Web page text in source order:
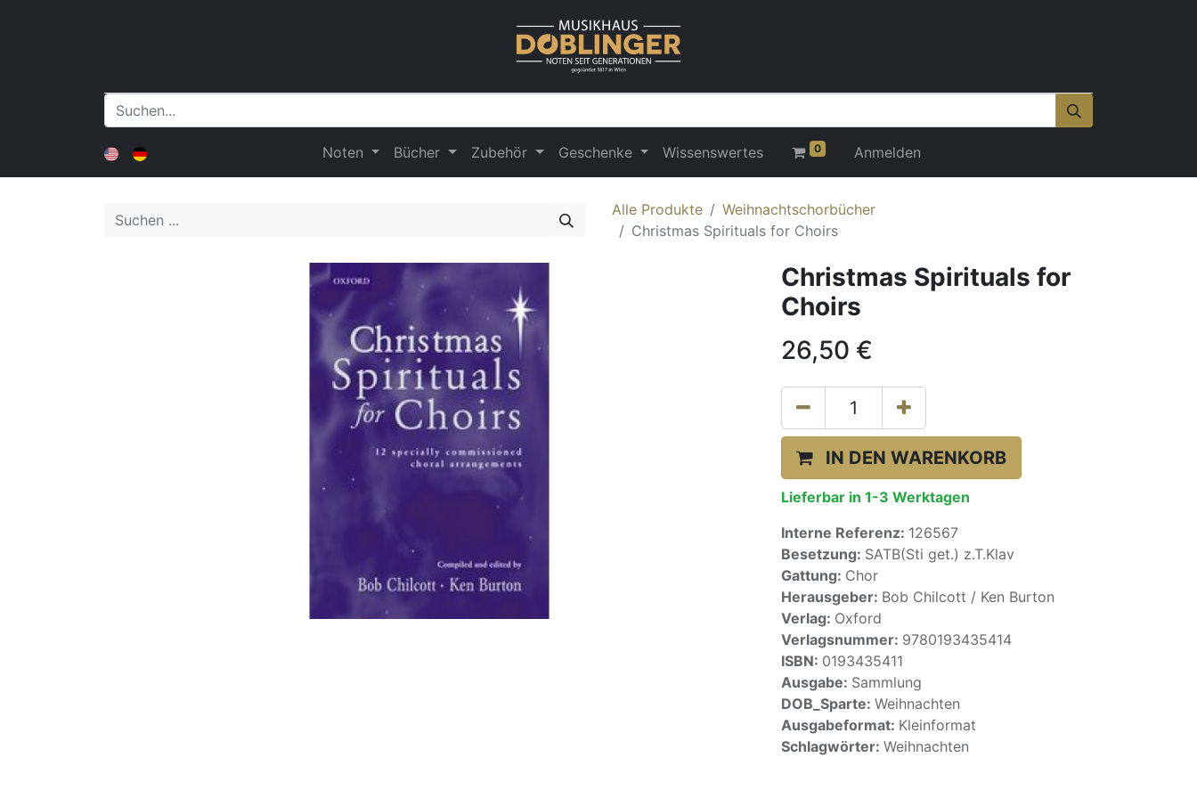
Noten Bücher Zubehör Geschenke Wissenswertes 0 Anmelden
Alle Produkte
Weihnachtschorbücher
Christmas Spirituals for Choirs
Christmas Spirituals for
Choirs
26,50 €
IN DEN WARENKORB
Lieferbar in 1-3 Werktagen
Interne Referenz: 126567
Besetzung: SATB(Sti get.) z.T.Klav
Gattung: Chor
Herausgeber: Bob Chilcott / Ken Burton
Verlag: Oxford
Verlagsnummer: 9780193435414
ISBN: 0193435411
Ausgabe: Sammlung
DOB_Sparte: Weihnachten
Ausgabeformat: Kleinformat
Schlagwörter: Weihnachten